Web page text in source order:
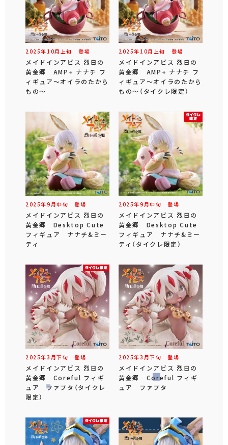
2025年 10月 上旬 登場
メイドインアビス 烈日の
黄金郷 AMP+ ナナチ フ
ィギュア～オイラのたから
もの～
2025年 10月 上旬 登場
メイドインアビス 烈日の
黄金郷 AMP+ ナナチ フ
ィギュア～オイラのたから
もの～（タイクレ限定）
2025年9 月中旬 登場
メイドインアビス 烈日の
黄金郷 Desktop Cute
フィギュア ナナチ&ミー
ティ
2025年9 月中旬 登場
メイドインアビス 烈日の
黄金郷 Desktop Cute
フィギュア ナナチ&ミー
ティ（タイクレ限定）
2025年3 月下旬 登場
メイドインアビス 烈日の
黄金郷 Coreful フィギ
ュア ファプタ（タイクレ
限定）
2025年3 月下旬 登場
メイドインアビス 烈日の
黄金郷 Coreful フィギ
ュア ファプタ